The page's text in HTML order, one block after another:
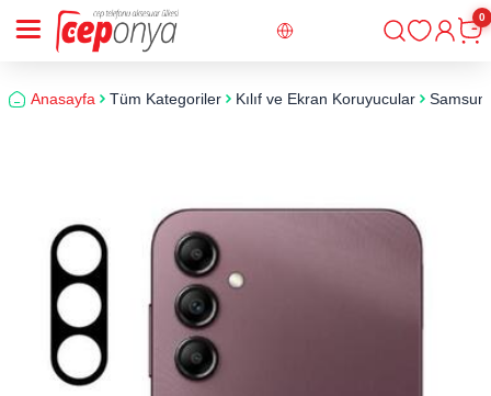
Giriş
0
Anasayfa Tüm Kategoriler Kılıf ve Ekran Koruyucular